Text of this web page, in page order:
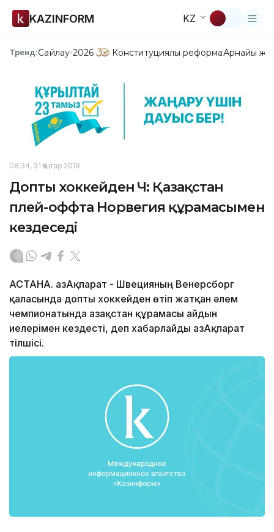
KAZINFORM KZ
Тренд:Сайлау-2026 Конституциялық реформаАрнайы
08:34, 31 Қаңтар 2019
Допты хоккейден ӘЧ: Қазақстан
плей-оффта Норвегия құрамасымен
кездеседі
АСТАНА. ҚазАқпарат - Швецияның Венерсборг
қаласында допты хоккейден өтіп жатқан әлем
чемпионатында Қазақстан құрамасы айдын
иелерімен кездесті, деп хабарлайды ҚазАқпарат
тілшісі.